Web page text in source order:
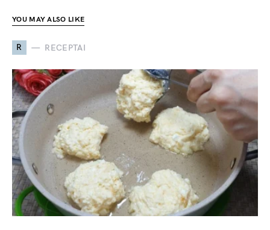
YOU MAY ALSO LIKE
R RECEPTAI